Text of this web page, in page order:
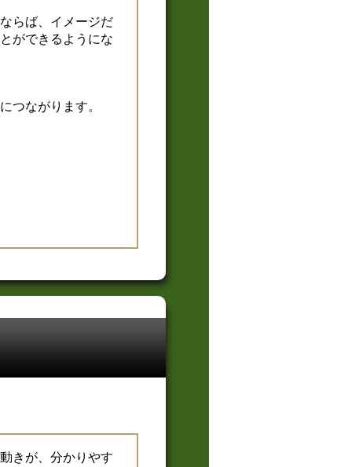
らば、イメージだ
ができるようにな
つながります。
きが、分かりやす